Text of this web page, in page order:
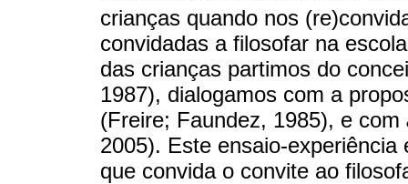
crianças quando nos
convidadas a filosofar na
das crianças partimos do
1987), dialogamos com a
(Freire; Faundez, 1985), e com
2005). Este ensaio-
que convida o convite ao